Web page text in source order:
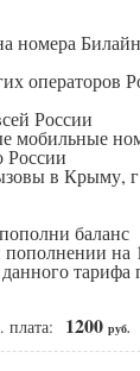
номера
России
мобильные
России
в Крыму,
баланс
на
тарифа
плата: 1200 руб.